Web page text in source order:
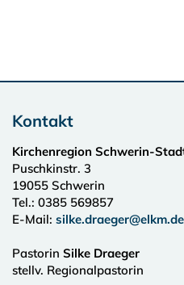
Kontakt
Kirchenregion Schwerin-
Puschkinstr. 3
19055 Schwerin
Tel.: 0385 569857
E-Mail: silke.draeger@elkm.de
Pastorin Silke Draeger
stellv. Regionalpastorin